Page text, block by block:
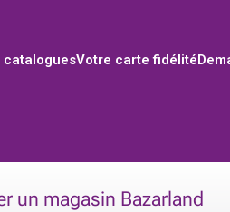
cataloguesVotre carte fidélité
un magasin Bazarland